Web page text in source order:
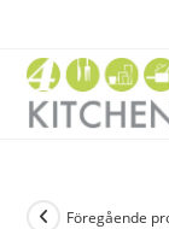
Föregående